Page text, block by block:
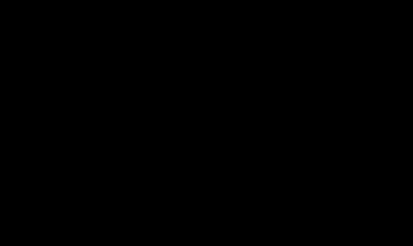
por acreditar una tasa de
nocturnos. La séptima edición local,
la fórmula con la Policía Local
extremeña.